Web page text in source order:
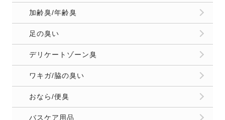
加齢臭/年齢臭
足の臭い
デリケートゾーン臭
ワキガ/脇の臭い
おなら/便臭
バスケア用品